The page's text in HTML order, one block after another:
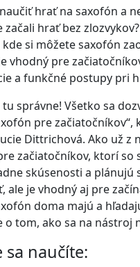
hrať na saxofón a
začali hrať bez
si môžete saxofón
vhodný pre
a funkčné postupy pri
správne! Všetko sa
pre začiatočníkov“,
Dittrichová. Ako už z
začiatočníkov, ktorí so
skúsenosti a plánujú
ale je vhodný aj pre
doma majú a
o tom, ako sa na nástroj
sa naučíte: